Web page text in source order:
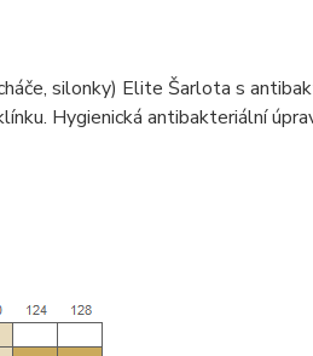
silonky) Elite Šarlota s
Hygienická antibakteriální